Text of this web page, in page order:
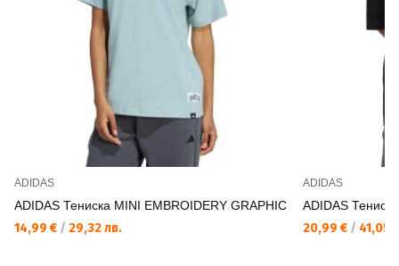
ADIDAS
ADIDAS Тениска MINI EMBROIDERY GRAPHIC
14,99 € / 29,32 лв.
ADIDAS
ADIDAS
20,99 € / 41,05